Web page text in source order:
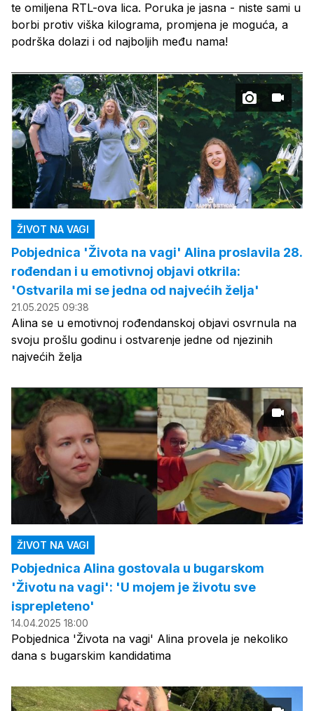
te omiljena RTL-ova lica. Poruka je jasna - niste sami u
borbi protiv viška kilograma, promjena je moguća, a
podrška dolazi i od najboljih među nama!
ŽIVOT NA VAGI
Pobjednica 'Života na vagi' Alina proslavila 28.
rođendan i u emotivnoj objavi otkrila:
'Ostvarila mi se jedna od najvećih želja'
21.05.2025 09:38
Alina se u emotivnoj rođendanskoj objavi osvrnula na
svoju prošlu godinu i ostvarenje jedne od njezinih
najvećih želja
ŽIVOT NA VAGI
Pobjednica Alina gostovala u bugarskom
'Životu na vagi': 'U mojem je životu sve
isprepleteno'
14.04.2025 18:00
Pobjednica 'Života na vagi' Alina provela je nekoliko
dana s bugarskim kandidatima